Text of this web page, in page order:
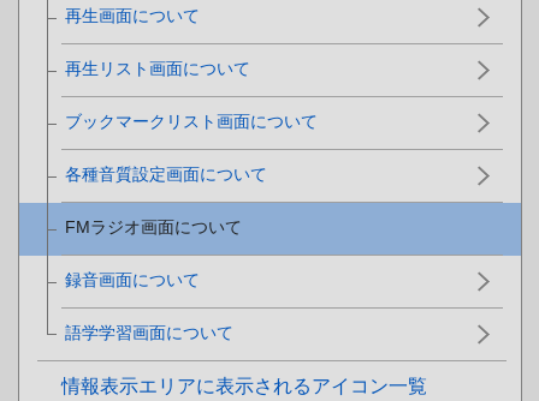
再生画面について
再生リスト画面について
ブックマークリスト画面について
各種音質設定画面について
FMラジオ画面について
録音画面について
語学学習画面について
情報表示エリアに表示されるアイコン一覧